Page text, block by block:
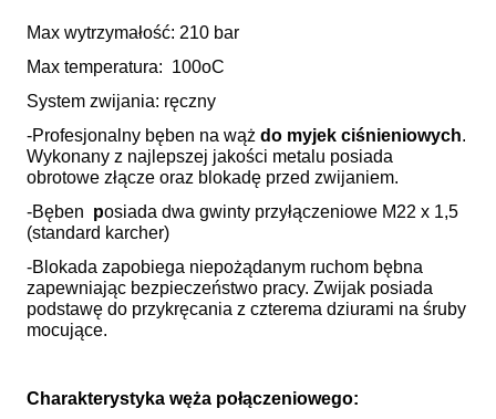
Max wytrzymałość: 210 bar
Max temperatura: 100oC
System zwijania: ręczny
-Profesjonalny bęben na wąż do myjek ciśnieniowych.
Wykonany z najlepszej jakości metalu posiada
obrotowe złącze oraz blokadę przed zwijaniem.
-Bęben posiada dwa gwinty przyłączeniowe M22 x 1,5
(standard karcher)
-Blokada zapobiega niepożądanym ruchom bębna
zapewniając bezpieczeństwo pracy. Zwijak posiada
podstawę do przykręcania z czterema dziurami na śruby
mocujące.
Charakterystyka węża połączeniowego: